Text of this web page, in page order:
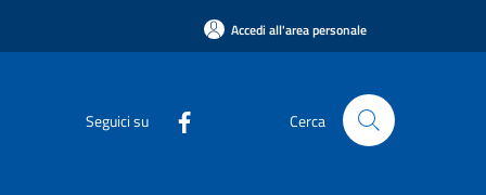
Accedi all'area personale
Seguici su Cerca